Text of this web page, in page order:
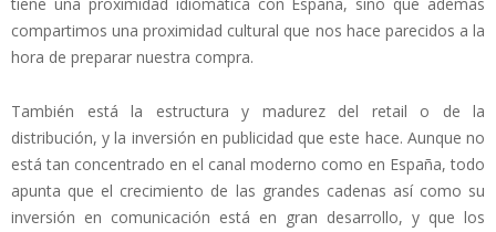
compartimos una proximidad cultural que nos hace parecidos a la
hora de preparar nuestra compra.
También está la estructura y madurez del retail o de la
distribución, y la inversión en publicidad que este hace. Aunque no
está tan concentrado en el canal moderno como en España, todo
apunta que el crecimiento de las grandes cadenas así como su
inversión en comunicación está en gran desarrollo, y que los